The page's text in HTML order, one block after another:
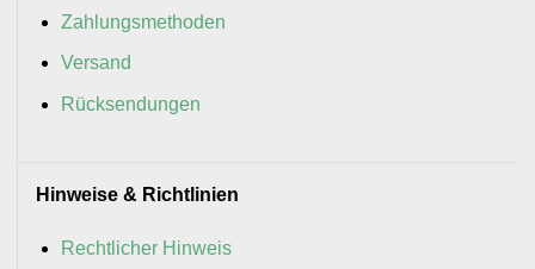
Zahlungsmethoden
Versand
Rücksendungen
Hinweise & Richtlinien
Rechtlicher Hinweis